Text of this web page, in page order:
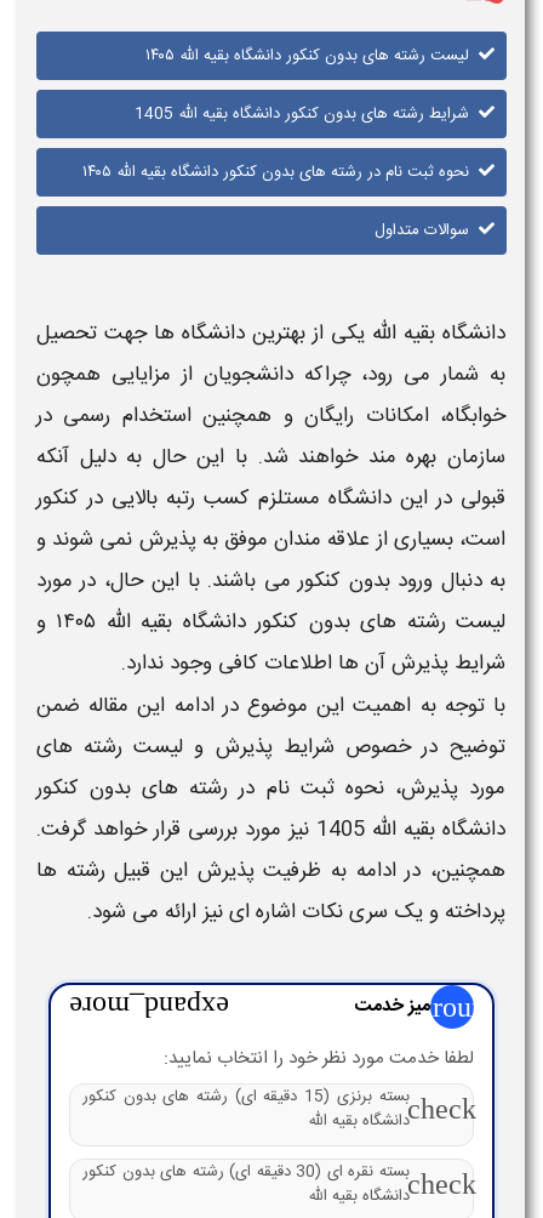
لیست رشته های بدون کنکور دانشگاه بقیه الله ۱۴۰۵
شرایط رشته های بدون کنکور دانشگاه بقیه الله 1405
نحوه ثبت نام در رشته های بدون کنکور دانشگاه بقیه الله ۱۴۰۵
سوالات متداول
دانشگاه بقیه الله یکی از بهترین دانشگاه ها جهت تحصیل
به شمار می رود، چراکه دانشجویان از مزایایی همچون
خوابگاه، امکانات رایگان و همچنین استخدام رسمی در
سازمان بهره مند خواهند شد. با این حال به دلیل آنکه
قبولی در این دانشگاه مستلزم کسب رتبه بالایی در کنکور
است، بسیاری از علاقه مندان موفق به پذیرش نمی شوند و
به دنبال ورودبدون کنکورمی باشند. با این حال، در مورد
لیست رشته های بدون کنکور دانشگاه بقیه الله ۱۴۰۵
و
شرایط پذیرش آن ها اطلاعات کافی وجود ندارد.
با توجه به اهمیت این موضوع در ادامه این مقاله ضمن
توضیح در خصوص شرایط پذیرش و لیست رشته های
مورد پذیرش، نحوه ثبت نام در رشته های بدون کنکور
دانشگاه بقیه الله 1405
نیز مورد بررسی قرار خواهد گرفت.
همچنین، در ادامه به ظرفیت پذیرش این قبیل رشته ها
پرداخته و یک سری نکات اشاره ای نیز ارائه می شود.
groupمیز خدمت expand_more
لطفا خدمت مورد نظر خود را انتخاب نمایید:
check
بسته برنزی (15 دقیقه ای) رشته های بدون کنکور
دانشگاه بقیه الله
check
بسته نقره ای (30 دقیقه ای) رشته های بدون کنکور
دانشگاه بقیه الله